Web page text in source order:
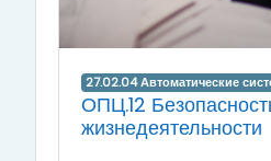
27.02.04 Автоматические
ОПЦ.12
жизнедеятельности